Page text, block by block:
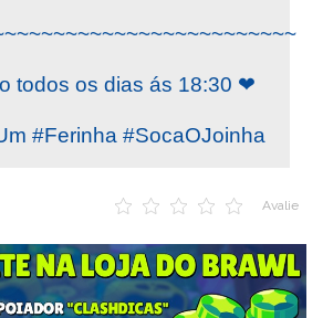
todos os dias ás 18:30 ❤
#Ferinha #SocaOJoinha
Avalie